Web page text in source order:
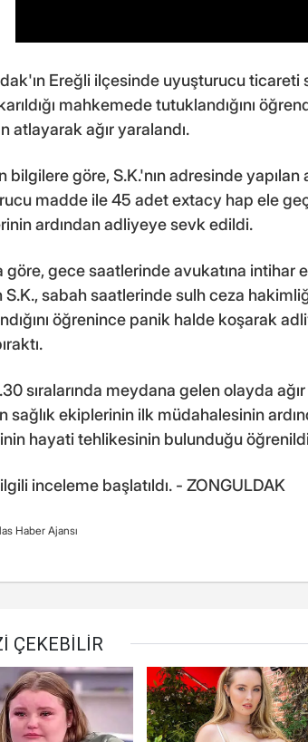
Ereğli ilçesinde uyuşturucu ticareti
mahkemede tutuklandığını
atlayarak ağır yaralandı.
bilgilere göre, S.K.'nın adresinde
madde ile 45 adet extacy hap ele
ardından adliyeye sevk edildi.
göre, gece saatlerinde avukatına intihar
S.K., sabah saatlerinde sulh ceza
öğrenince panik halde koşarak
sıralarında meydana gelen olayda
sağlık ekiplerinin ilk müdahalesinin
hayati tehlikesinin bulunduğu
inceleme başlatıldı. - ZONGULDAK
Haber Ajansı